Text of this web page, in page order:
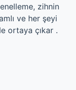
zihnin
ve her şeyi
ortaya çıkar .